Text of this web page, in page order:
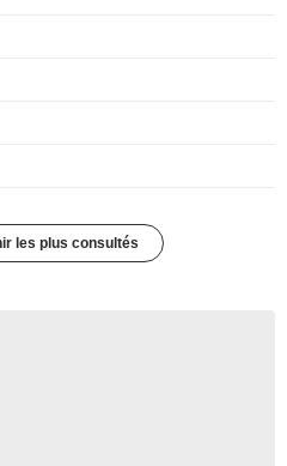
les plus consultés